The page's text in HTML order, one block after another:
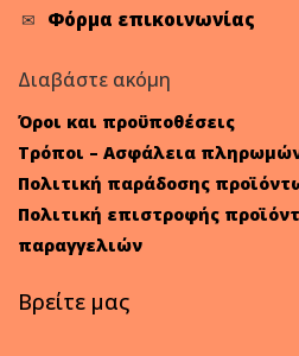
Φόρμα επικοινωνίας
Διαβάστε ακόμη
Όροι και προϋποθέσεις
Τρόποι – Ασφάλεια
Πολιτική παράδοσης
Πολιτική επιστροφής
παραγγελιών
Βρείτε μας